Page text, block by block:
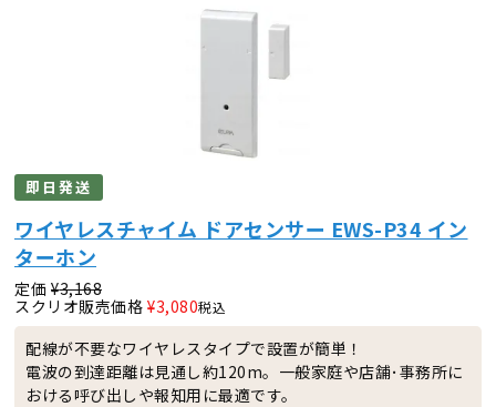
即日発送
ワイヤレスチャイム ドアセンサー EWS-P34 イン
ターホン
定価 ¥3,168
スクリオ販売価格 ¥3,080税込
配線が不要なワイヤレスタイプで設置が簡単！
電波の到達距離は見通し約120m。一般家庭や店舗･事務所に
おける呼び出しや報知用に最適です。